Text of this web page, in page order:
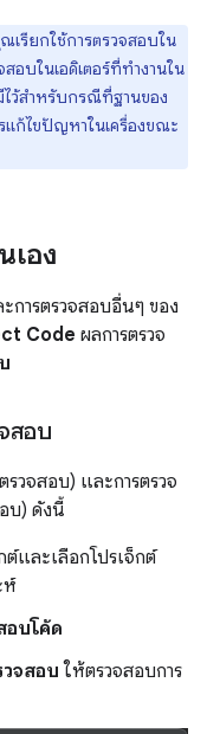
เรียกใช้การตรวจสอบใน
อบในเอดิเตอร์ที่ทำงานใน
ไว้สำหรับกรณีที่ฐานของ
แก้ไขปัญหาในเครื่องขณะ
เอง
การตรวจสอบอื่นๆ ของ
Code ผลการตรวจ
สอบ
รวจสอบ) และการตรวจ
บ) ดังนี้
ต์และเลือกโปรเจ็กต์
ห์
อบโค้ด
วจสอบ ให้ตรวจสอบการ